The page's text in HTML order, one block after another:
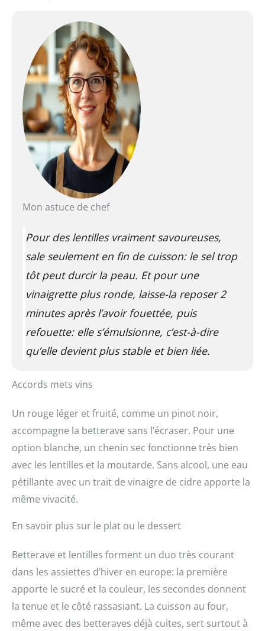
Mon astuce de chef
Pour des lentilles vraiment savoureuses,
sale seulement en fin de cuisson: le sel trop
tôt peut durcir la peau. Et pour une
vinaigrette plus ronde, laisse-la reposer 2
minutes après l’avoir fouettée, puis
refouette: elle s’émulsionne, c’est-à-dire
qu’elle devient plus stable et bien liée.
Accords mets vins
Un rouge léger et fruité, comme un pinot noir,
accompagne la betterave sans l’écraser. Pour une
option blanche, un chenin sec fonctionne très bien
avec les lentilles et la moutarde. Sans alcool, une eau
pétillante avec un trait de vinaigre de cidre apporte la
même vivacité.
En savoir plus sur le plat ou le dessert
Betterave et lentilles forment un duo très courant
dans les assiettes d’hiver en europe: la première
apporte le sucré et la couleur, les secondes donnent
la tenue et le côté rassasiant. La cuisson au four,
même avec des betteraves déjà cuites, sert surtout à